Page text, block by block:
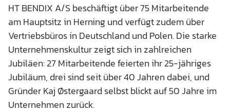
HT BENDIX A/S beschäftigt über 75 Mitarbeitende
am Hauptsitz in Herning und verfügt zudem über
Vertriebsbüros in Deutschland und Polen. Die starke
Unternehmenskultur zeigt sich in zahlreichen
Jubiläen: 27 Mitarbeitende feierten ihr 25-jähriges
Jubiläum, drei sind seit über 40 Jahren dabei, und
Gründer Kaj Østergaard selbst blickt auf 50 Jahre im
Unternehmen zurück.